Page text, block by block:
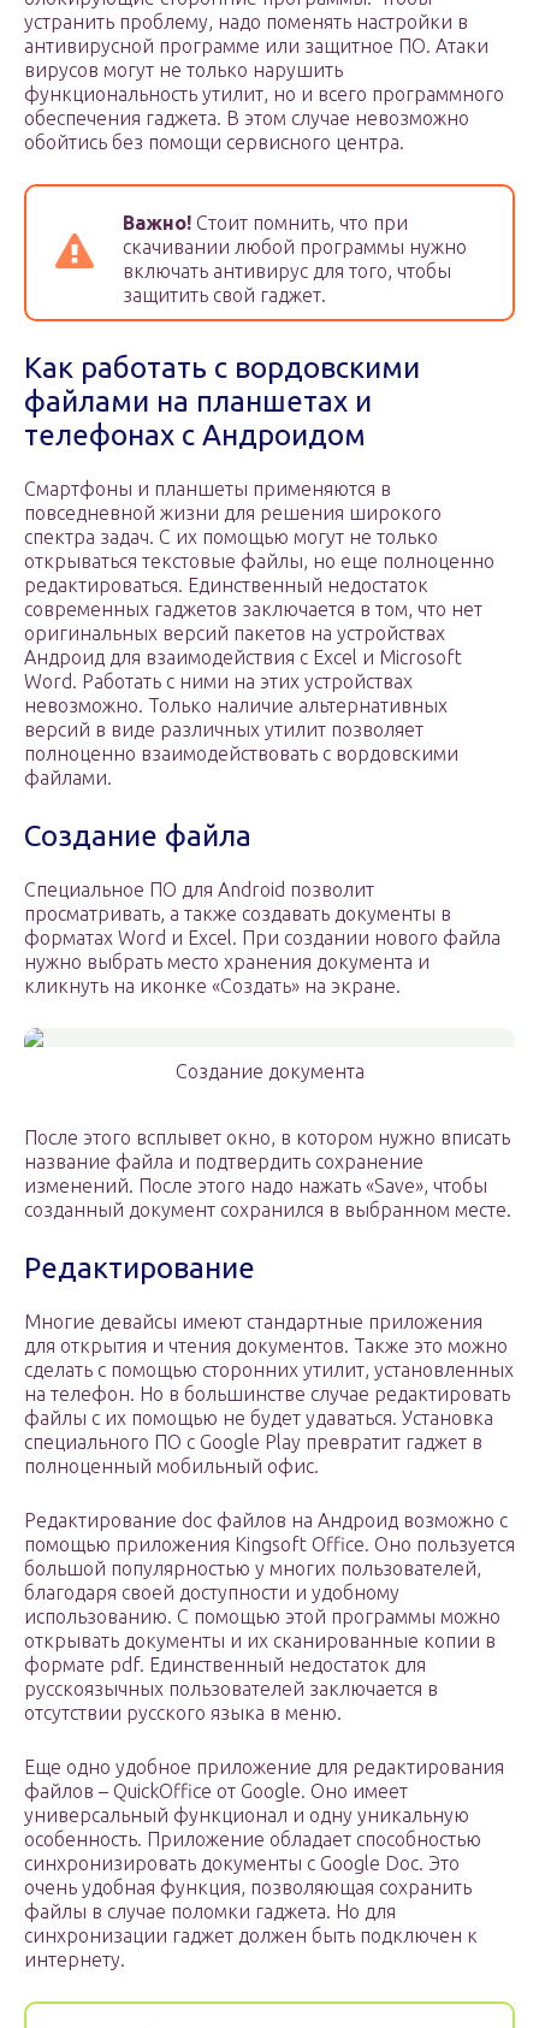
устранить проблему, надо поменять настройки в
антивирусной программе или защитное ПО. Атаки
вирусов могут не только нарушить
функциональность утилит, но и всего программного
обеспечения гаджета. В этом случае невозможно
обойтись без помощи сервисного центра.
Важно! Стоит помнить, что при
скачивании любой программы нужно
включать антивирус для того, чтобы
защитить свой гаджет.
Как работать с вордовскими
файлами на планшетах и
телефонах с Андроидом
Смартфоны и планшеты применяются в
повседневной жизни для решения широкого
спектра задач. С их помощью могут не только
открываться текстовые файлы, но еще полноценно
редактироваться. Единственный недостаток
современных гаджетов заключается в том, что нет
оригинальных версий пакетов на устройствах
Андроид для взаимодействия с Excel и Microsoft
Word. Работать с ними на этих устройствах
невозможно. Только наличие альтернативных
версий в виде различных утилит позволяет
полноценно взаимодействовать с вордовскими
файлами.
Создание файла
Специальное ПО для Android позволит
просматривать, а также создавать документы в
форматах Word и Excel. При создании нового файла
нужно выбрать место хранения документа и
кликнуть на иконке «Создать» на экране.
Создание документа
После этого всплывет окно, в котором нужно вписать
название файла и подтвердить сохранение
изменений. После этого надо нажать «Save», чтобы
созданный документ сохранился в выбранном месте.
Редактирование
Многие девайсы имеют стандартные приложения
для открытия и чтения документов. Также это можно
сделать с помощью сторонних утилит, установленных
на телефон. Но в большинстве случае редактировать
файлы с их помощью не будет удаваться. Установка
специального ПО с Google Play превратит гаджет в
полноценный мобильный офис.
Редактирование doc файлов на Андроид возможно с
помощью приложения Kingsoft Office. Оно пользуется
большой популярностью у многих пользователей,
благодаря своей доступности и удобному
использованию. С помощью этой программы можно
открывать документы и их сканированные копии в
формате pdf. Единственный недостаток для
русскоязычных пользователей заключается в
отсутствии русского языка в меню.
Еще одно удобное приложение для редактирования
файлов – QuickOffice от Google. Оно имеет
универсальный функционал и одну уникальную
особенность. Приложение обладает способностью
синхронизировать документы с Google Doc. Это
очень удобная функция, позволяющая сохранить
файлы в случае поломки гаджета. Но для
синхронизации гаджет должен быть подключен к
интернету.